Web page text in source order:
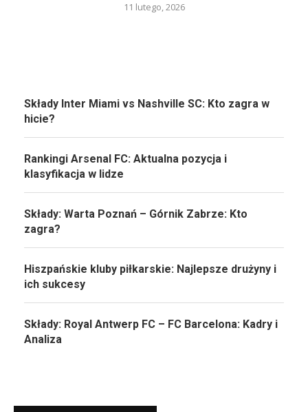
11 lutego, 2026
Składy Inter Miami vs Nashville SC: Kto zagra w
hicie?
Rankingi Arsenal FC: Aktualna pozycja i
klasyfikacja w lidze
Składy: Warta Poznań – Górnik Zabrze: Kto
zagra?
Hiszpańskie kluby piłkarskie: Najlepsze drużyny i
ich sukcesy
Składy: Royal Antwerp FC – FC Barcelona: Kadry i
Analiza